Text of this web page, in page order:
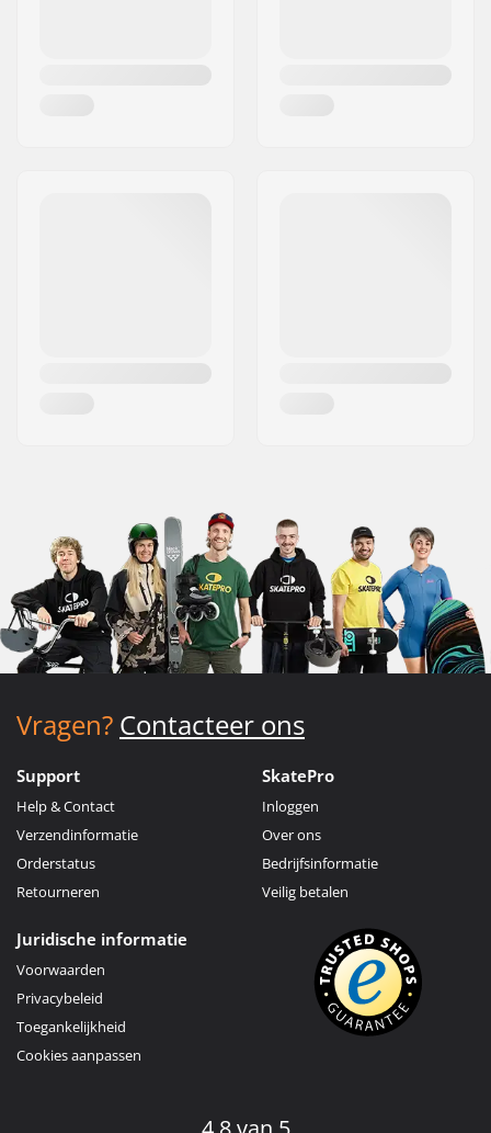
Vragen? Contacteer ons
Support
Help & Contact
Verzendinformatie
Orderstatus
Retourneren
SkatePro
Inloggen
Over ons
Bedrijfsinformatie
Veilig betalen
Juridische informatie
Voorwaarden
Privacybeleid
Toegankelijkheid
Cookies aanpassen